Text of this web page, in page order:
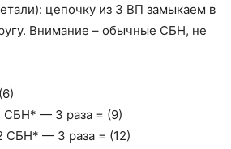
цепочку из 3 ВП замыкаем в
Внимание – обычные СБН, не
СБН* — 3 раза = (9)
СБН* — 3 раза = (12)